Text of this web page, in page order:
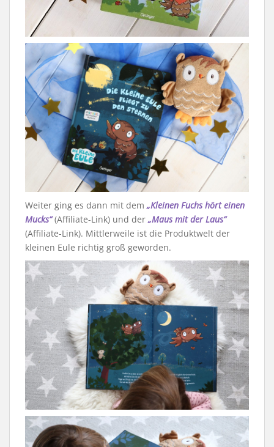
Weiter ging es dann mit dem „Kleinen Fuchs hört einen
Mucks“(Affiliate-Link) und der „Maus mit der Laus“
(Affiliate-Link). Mittlerweile ist die Produktwelt der
kleinen Eule richtig groß geworden.